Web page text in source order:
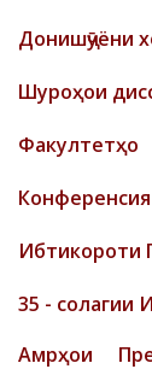
Донишҷӯёни
Шyроҳои
Факултетҳо
Конференсия
Ибтикороти
35 - солагии
Амрҳои